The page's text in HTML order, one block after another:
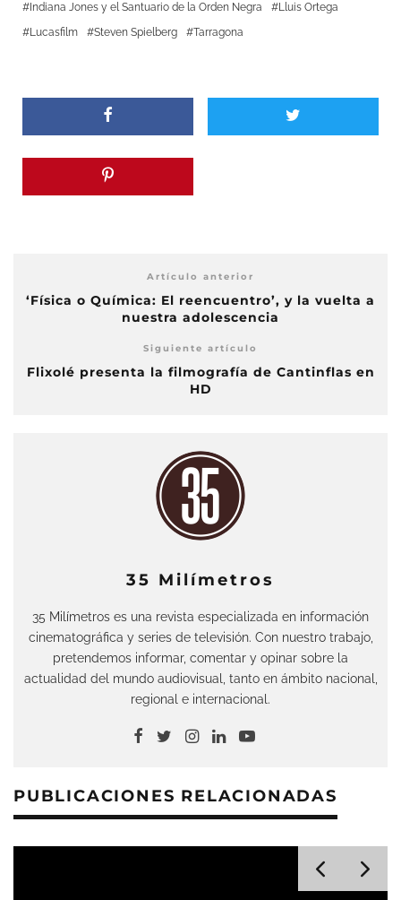
Indiana Jones y el Santuario de la Orden Negra
Lluis Ortega
Lucasfilm
Steven Spielberg Tarragona
Artículo anterior
‘Física o Química: El reencuentro’, y la vuelta a
nuestra adolescencia
Siguiente artículo
Flixolé presenta la filmografía de Cantinflas en
HD
35 Milímetros
35 Milímetros es una revista especializada en información
cinematográfica y series de televisión. Con nuestro trabajo,
pretendemos informar, comentar y opinar sobre la
actualidad del mundo audiovisual, tanto en ámbito nacional,
regional e internacional.
PUBLICACIONES RELACIONADAS